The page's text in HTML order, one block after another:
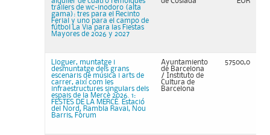
tráilers de wc-inodoro (alta
gama): tres para el Recinto
Ferial y uno para el campo de
fútbol La Via para las Fiestas
Mayores de 2026 y 2027
Lloguer, muntatge i
desmuntatge dels grans
escenaris de música i arts de
carrer, així com les
infraestructures singulars dels
espais de la Mercè 2026. 1:
FESTES DE LA MERCÈ. Estació
del Nord, Rambla Raval, Nou
Barris, Fòrum
Ayuntamiento
de Barcelona
/ Instituto de
Cultura de
Barcelona
57500,0